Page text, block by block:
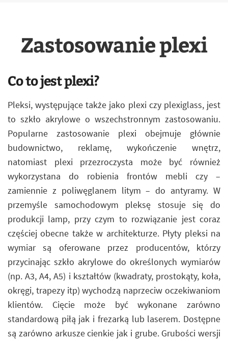
Zastosowanie plexi
Co to jest plexi?
Pleksi, występujące także jako plexi czy plexiglass, jest
to szkło akrylowe o wszechstronnym zastosowaniu.
Popularne zastosowanie plexi obejmuje głównie
budownictwo, reklamę, wykończenie wnętrz,
natomiast plexi przezroczysta może być również
wykorzystana do robienia frontów mebli czy –
zamiennie z poliwęglanem litym – do antyramy. W
przemyśle samochodowym pleksę stosuje się do
produkcji lamp, przy czym to rozwiązanie jest coraz
częściej obecne także w architekturze. Płyty pleksi na
wymiar są oferowane przez producentów, którzy
przycinając szkło akrylowe do określonych wymiarów
(np. A3, A4, A5) i kształtów (kwadraty, prostokąty, koła,
okręgi, trapezy itp) wychodzą naprzeciw oczekiwaniom
klientów. Cięcie może być wykonane zarówno
standardową piłą jak i frezarką lub laserem. Dostępne
są zarówno arkusze cienkie jak i grube. Grubości wersji